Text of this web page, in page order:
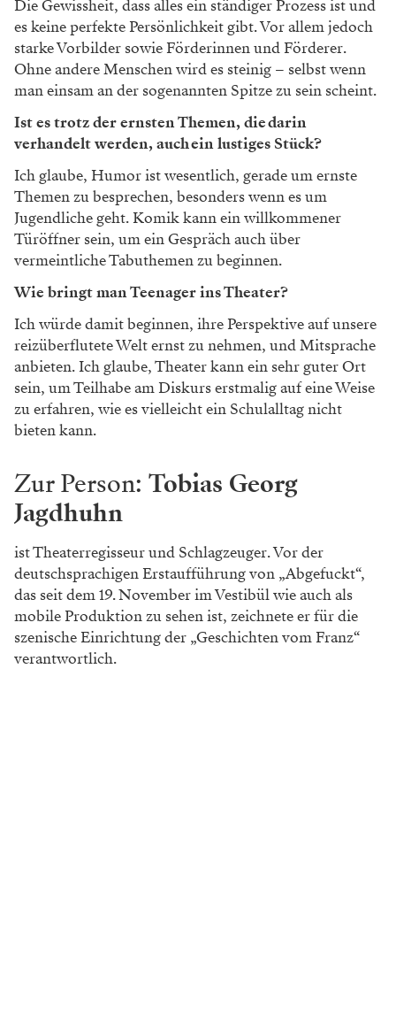
Die Gewissheit, dass alles ein ständiger Prozess ist und
es keine perfekte Persönlichkeit gibt. Vor allem jedoch
starke Vorbilder sowie Förderinnen und Förderer.
Ohne andere Menschen wird es steinig – selbst wenn
man einsam an der sogenannten Spitze zu sein scheint.
Ist es trotz der ernsten Themen, die darin
verhandelt werden, auch ein lustiges Stück?
Ich glaube, Humor ist wesentlich, gerade um ernste
Themen zu besprechen, besonders wenn es um
Jugendliche geht. Komik kann ein willkommener
Türöffner sein, um ein Gespräch auch über
vermeintliche Tabuthemen zu beginnen.
Wie bringt man Teenager ins Theater?
Ich würde damit beginnen, ihre Perspektive auf unsere
reizüberflutete Welt ernst zu nehmen, und Mitsprache
anbieten. Ich glaube, Theater kann ein sehr guter Ort
sein, um Teilhabe am Diskurs erstmalig auf eine Weise
zu erfahren, wie es vielleicht ein Schulalltag nicht
bieten kann.
Zur Person: Tobias Georg
Jagdhuhn
ist Theaterregisseur und Schlagzeuger. Vor der
deutschsprachigen Erstaufführung von „Abgefuckt“,
das seit dem 19. November im Vestibül wie auch als
mobile Produktion zu sehen ist, zeichnete er für die
szenische Einrichtung der „Geschichten vom Franz“
verantwortlich.